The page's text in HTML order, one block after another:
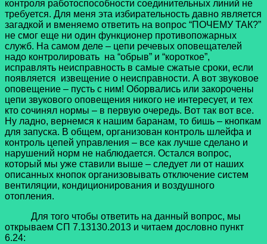
контроля работоспособности соединительных линий не
требуется. Для меня эта избирательность давно является
загадкой и вменяемо ответить на вопрос “ПОЧЕМУ ТАК?”
не смог еще ни один функционер противопожарных
служб. На самом деле – цепи речевых оповещателей
надо контролировать на “обрыв” и “короткое”,
исправлять неисправность в самые сжатые сроки, если
появляется извещение о неисправности. А вот звуковое
оповещение – пусть с ним! Оборвались или закорочены
цепи звукового оповещения никого не интересует, и тех
кто сочинял нормы – в первую очередь. Вот так вот все.
Ну ладно, вернемся к нашим баранам, то бишь – кнопкам
для запуска. В общем, организован контроль шлейфа и
контроль цепей управления – все как лучше сделано и
нарушений норм не наблюдается. Остался вопрос,
который мы уже ставили выше – следует ли от наших
описанных кнопок организовывать отключение систем
вентиляции, кондиционирования и воздушного
отопления.
Для того чтобы ответить на данный вопрос, мы
открываем СП 7.13130.2013 и читаем дословно пункт
6.24: